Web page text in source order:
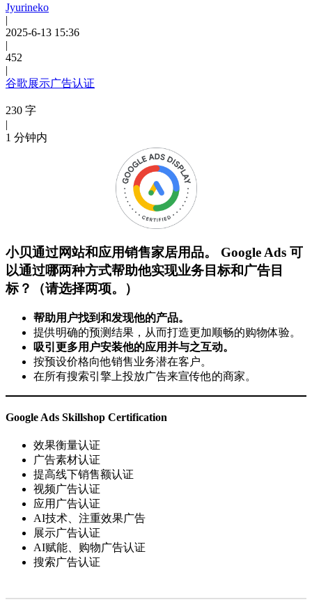
Jyurineko
|
2025-6-13 15:36
|
452
|
谷歌展示广告认证
230 字
|
1 分钟内
小贝通过网站和应用销售家居用品。 Google Ads 可
以通过哪两种方式帮助他实现业务目标和广告目
标？（请选择两项。）
帮助用户找到和发现他的产品。
提供明确的预测结果，从而打造更加顺畅的购物体验。
吸引更多用户安装他的应用并与之互动。
按预设价格向他销售业务潜在客户。
在所有搜索引擎上投放广告来宣传他的商家。
Google Ads Skillshop Certification
效果衡量认证
广告素材认证
提高线下销售额认证
视频广告认证
应用广告认证
AI技术、注重效果广告
展示广告认证
AI赋能、购物广告认证
搜索广告认证